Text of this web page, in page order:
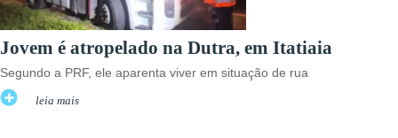
Jovem é atropelado na Dutra, em Itatiaia
Segundo a PRF, ele aparenta viver em situação de rua
leia mais